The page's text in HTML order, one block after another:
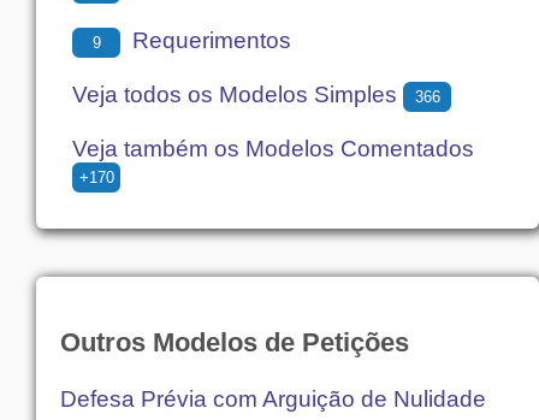
9 Requerimentos
Veja todos os Modelos Simples 366
Veja também os Modelos Comentados
+170
Outros Modelos de Petições
Defesa Prévia com Arguição de Nulidade